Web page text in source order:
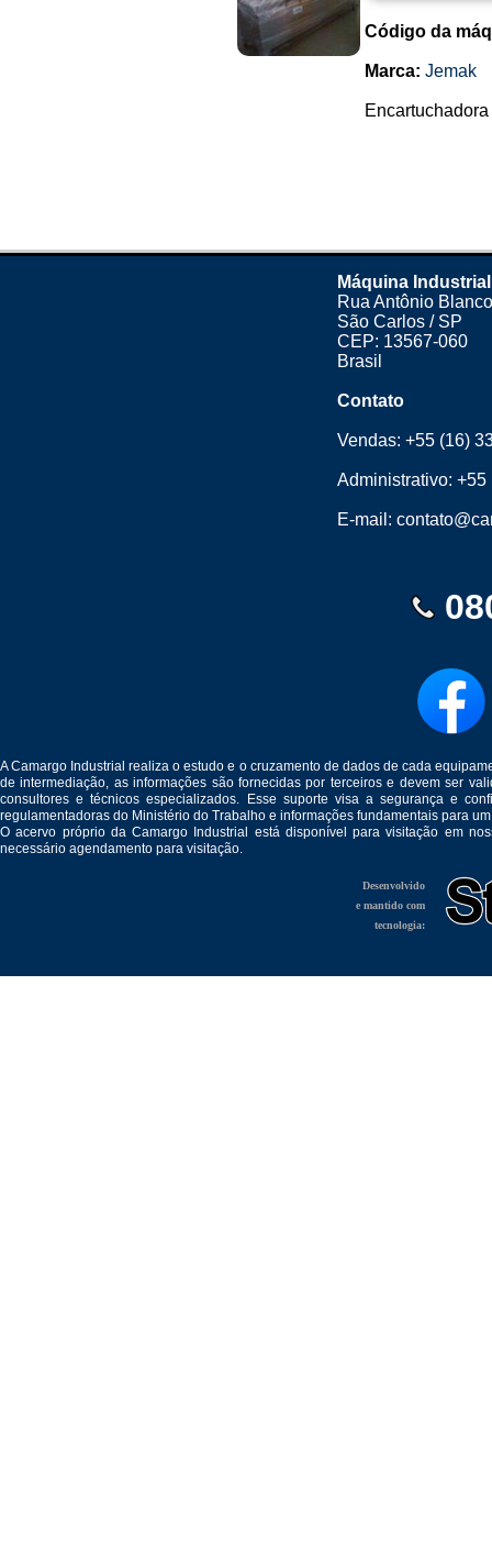
Código da
Marca: Jemak
Máquina Industrial
Rua Antônio
São Carlos / SP
CEP: 13567-060
Brasil
Contato
Vendas:+55 (16)
Administrativo:+55
E-mail:
A Camargo Industrial realiza o estudo e o cruzamento de dados de cada
de intermediação, as informações são fornecidas por terceiros e devem ser
consultores e técnicos especializados. Esse suporte visa a segurança e
regulamentadoras do Ministério do Trabalho e informações fundamentais para
O acervo próprio da Camargo Industrial está disponível para visitação em
necessário agendamento para visitação.
Desenvolvido
e mantido com
tecnologia: